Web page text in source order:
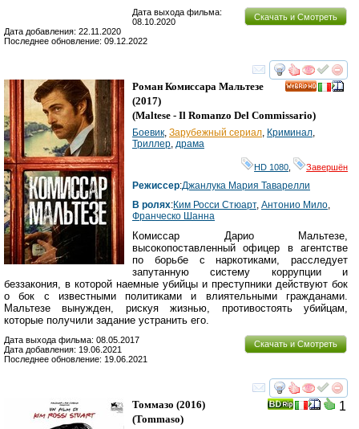
Скачать и Смотреть
Дата выхода фильма:
08.10.2020
Дата добавления: 22.11.2020
Последнее обновление: 09.12.2022
смотреть
Роман Комиссара Мальтезе
(2017)
(Maltese - Il Romanzo Del Commissario)
Боевик, Зарубежный сериал, Криминал,
Триллер, драма
HD 1080 Завершён
Режиссер:Джанлука Мария Таварелли
В ролях:Ким Росси Стюарт, Антонио Мило,
Франческо Шанна
Комиссар Дарио Мальтезе,
высокопоставленный офицер в агентстве
по борьбе с наркотиками, расследует
запутанную систему коррупции и
беззакония, в которой наемные убийцы и преступники действуют бок
о бок с известными политиками и влиятельными гражданами.
Мальтезе вынужден, рискуя жизнью, противостоять убийцам,
которые получили задание устранить его.
Скачать и Смотреть
Дата выхода фильма: 08.05.2017
Дата добавления: 19.06.2021
Последнее обновление: 19.06.2021
смотреть
1
Томмазо (2016)
(Tommaso)